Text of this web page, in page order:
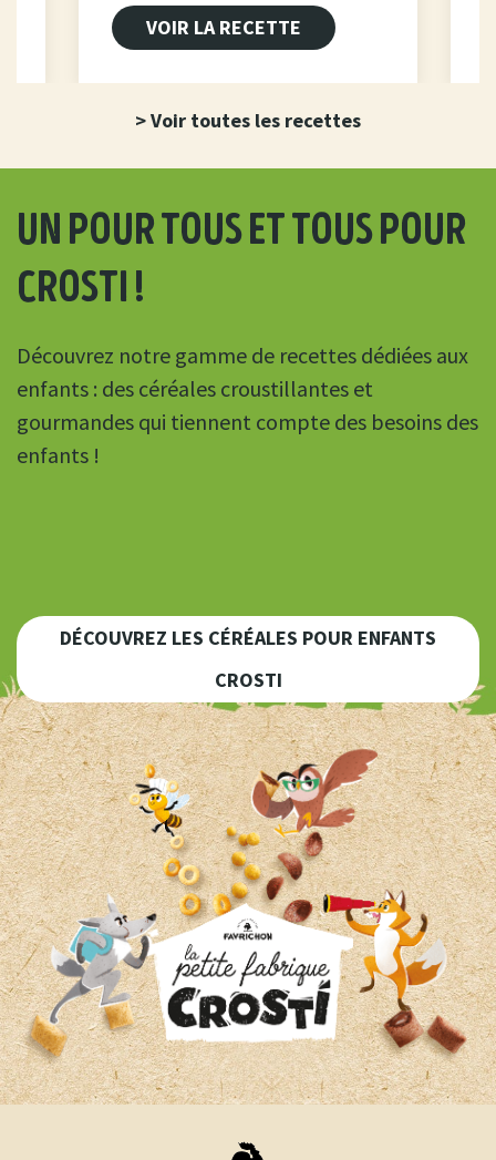
VOIR LA RECETTE
> Voir toutes les recettes
un pour tous et tous pour
crosti !
Découvrez notre gamme de recettes dédiées aux
enfants : des céréales croustillantes et
gourmandes qui tiennent compte des besoins des
enfants !
DÉCOUVREZ LES CÉRÉALES POUR ENFANTS
CROSTI